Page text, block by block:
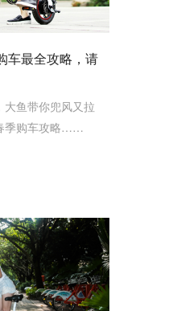
车最全攻略，请
鱼带你兜风又拉
季购车攻略……